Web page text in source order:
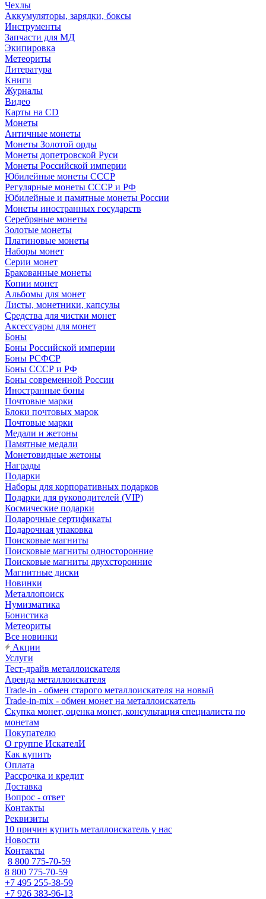
Чехлы
Аккумуляторы, зарядки, боксы
Инструменты
Запчасти для МД
Экипировка
Метеориты
Литература
Книги
Журналы
Видео
Карты на CD
Монеты
Античные монеты
Монеты Золотой орды
Монеты допетровской Руси
Монеты Российской империи
Юбилейные монеты СССР
Регулярные монеты СССР и РФ
Юбилейные и памятные монеты России
Монеты иностранных государств
Серебряные монеты
Золотые монеты
Платиновые монеты
Наборы монет
Серии монет
Бракованные монеты
Копии монет
Альбомы для монет
Листы, монетники, капсулы
Средства для чистки монет
Аксессуары для монет
Боны
Боны Российской империи
Боны РСФСР
Боны СССР и РФ
Боны современной России
Иностранные боны
Почтовые марки
Блоки почтовых марок
Почтовые марки
Медали и жетоны
Памятные медали
Монетовидные жетоны
Награды
Подарки
Наборы для корпоративных подарков
Подарки для руководителей (VIP)
Космические подарки
Подарочные сертификаты
Подарочная упаковка
Поисковые магниты
Поисковые магниты односторонние
Поисковые магниты двухсторонние
Магнитные диски
Новинки
Металлопоиск
Нумизматика
Бонистика
Метеориты
Все новинки
Акции
Услуги
Тест-драйв металлоискателя
Аренда металлоискателя
Trade-in - обмен старого металлоискателя на новый
Trade-in-mix - обмен монет на металлоискатель
Скупка монет, оценка монет, консультация специалиста по
монетам
Покупателю
О группе ИскателИ
Как купить
Оплата
Рассрочка и кредит
Доставка
Вопрос - ответ
Контакты
Реквизиты
10 причин купить металлоискатель у нас
Новости
Контакты
8 800 775-70-59
8 800 775-70-59
+7 495 255-38-59
+7 926 383-96-13